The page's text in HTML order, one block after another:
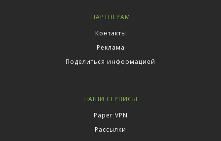
ПАРТНЕРАМ
Контакты
Реклама
Поделиться информацией
НАШИ СЕРВИСЫ
Paper VPN
Рассылки